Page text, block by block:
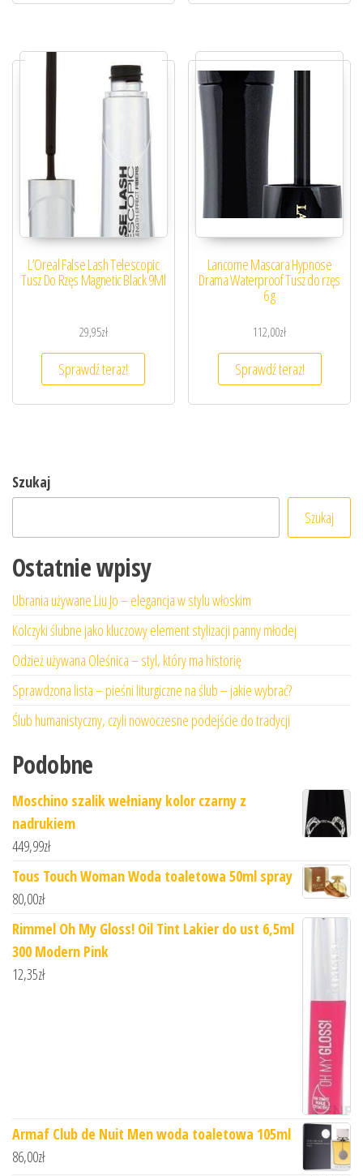
L’Oreal False Lash Telescopic
Tusz Do Rzęs Magnetic Black 9Ml
29,95zł
Sprawdź teraz!
Lancome Mascara Hypnose
Drama Waterproof Tusz do rzęs
6 g
112,00zł
Sprawdź teraz!
Szukaj
Szukaj
Ostatnie wpisy
Ubrania używane Liu Jo – elegancja w stylu włoskim
Kolczyki ślubne jako kluczowy element stylizacji panny młodej
Odzież używana Oleśnica – styl, który ma historię
Sprawdzona lista – pieśni liturgiczne na ślub – jakie wybrać?
Ślub humanistyczny, czyli nowoczesne podejście do tradycji
Podobne
Moschino szalik wełniany kolor czarny z
nadrukiem
449,99zł
Tous Touch Woman Woda toaletowa 50ml spray
80,00zł
Rimmel Oh My Gloss! Oil Tint Lakier do ust 6,5ml
300 Modern Pink
12,35zł
Armaf Club de Nuit Men woda toaletowa 105ml
86,00zł